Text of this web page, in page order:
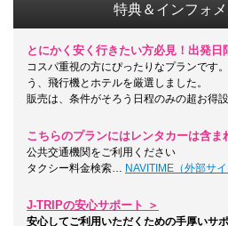
特典＆インフォ
とにかく安く行きたい方必見！出発日
コスパ重視の方にぴったりなプランです
う、飛行機とホテルを厳選しました。
販売は、条件がそろう日程のみの超お得設
こちらのプランにはレンタカーは含ま
公共交通機関をご利用ください
タクシー料金検索… NAVITIME（外部サイ
J-TRIPの安心サポート ＞
安心してご利用いただくための手厚いサ